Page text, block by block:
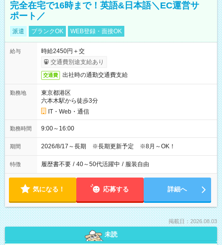
完全在宅で16時まで！英語&日本語＼EC運営サ
ポート／
派遣 ブランクOK WEB登録・面接OK
給与
時給2450円＋交
交通費別途支給あり
交通費 出社時の通勤交通費支給
勤務地
東京都港区
六本木駅から徒歩3分
IT・Web・通信
勤務時間 9:00～16:00
期間 2026/8/17～長期 ※長期更新予定 ※8月～OK！
特徴 履歴書不要 / 40～50代活躍中 / 服装自由
気になる！ 応募する 詳細へ
掲載日：2026.08.03
未読